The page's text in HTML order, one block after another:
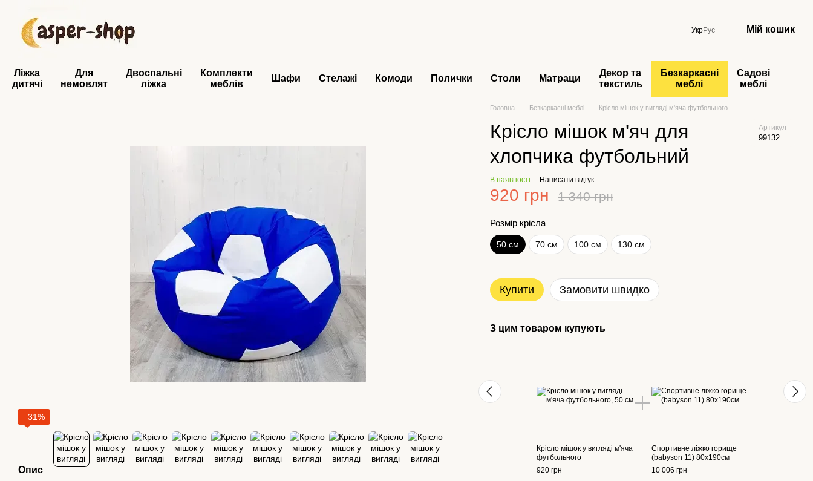
УкрРус Мій кошик
Ліжка
дитячі
Для
немовлят
Двоспальні
ліжка
Комплекти
меблів
Шафи Стелажі Комоди Полички Столи Матраци
Декор та
текстиль
Безкаркасні
меблі
Садові
меблі
−31%
Опис
Головна Безкаркасні меблі Крісло мішок у вигляді м'яча футбольного
Крісло мішок м'яч для
хлопчика футбольний
Артикул
99132
В наявності Написати відгук
920 грн 1 340 грн
Розмір крісла
50 см 70 см 100 см 130 см
Купити Замовити швидко
З цим товаром купують
Крісло мішок у вигляді м'яча
футбольного
920 грн
Спортивне ліжко горище
(babyson 11) 80x190см
10 006 грн